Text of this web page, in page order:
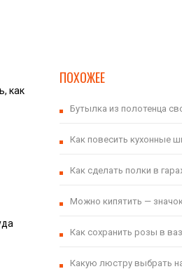
как
ПОХОЖЕЕ
Бутылка из полотенца
Как повесить кухонные
Как сделать полки в
Можно кипятить — значок
Как сохранить розы в
Какую люстру выбрать